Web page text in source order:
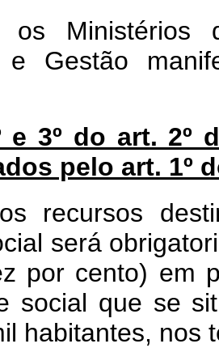
os Ministérios
e Gestão
e 3º do art. 2º
pelo art. 1º
recursos
será
por cento) em
social que se
habitantes, nos